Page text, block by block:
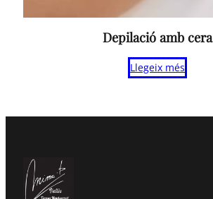
Depilació amb cera
Llegeix més